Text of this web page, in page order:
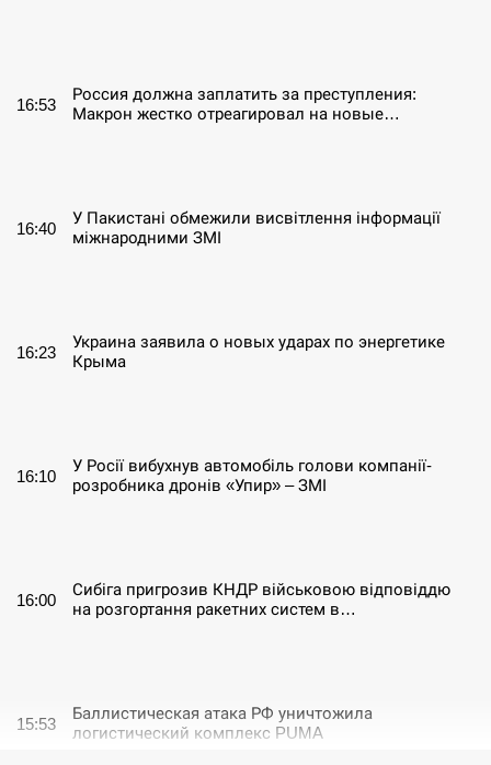
16:53
Россия должна заплатить за преступления:
Макрон жестко отреагировал на новые…
16:40
У Пакистані обмежили висвітлення інформації
міжнародними ЗМІ
16:23
Украина заявила о новых ударах по энергетике
Крыма
16:10
У Росії вибухнув автомобіль голови компанії-
розробника дронів «Упир» – ЗМІ
16:00
Сибіга пригрозив КНДР військовою відповіддю
на розгортання ракетних систем в…
15:53
Баллистическая атака РФ уничтожила
логистический комплекс PUMA